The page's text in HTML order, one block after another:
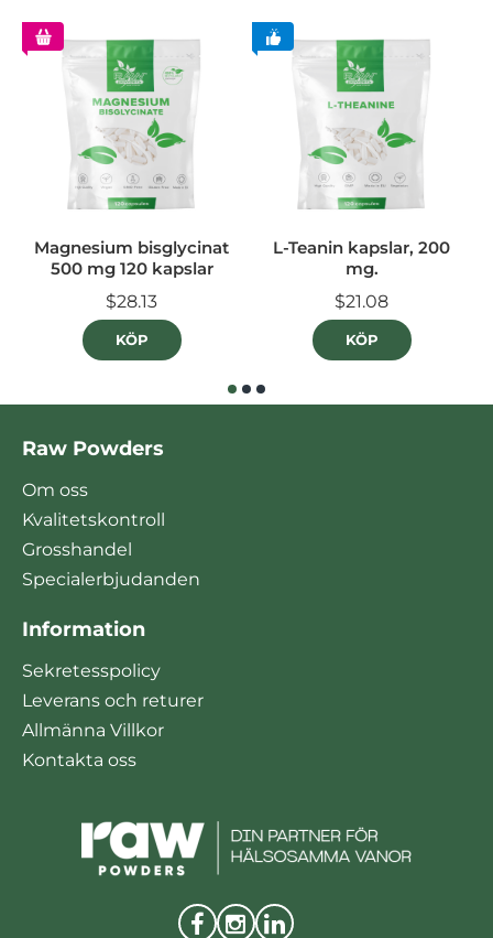
Magnesium bisglycinat
500 mg 120 kapslar
$28.13
KÖP
L-Teanin kapslar, 200
mg.
$21.08
KÖP
Raw Powders
Om oss
Kvalitetskontroll
Grosshandel
Specialerbjudanden
Information
Sekretesspolicy
Leverans och returer
Allmänna Villkor
Kontakta oss